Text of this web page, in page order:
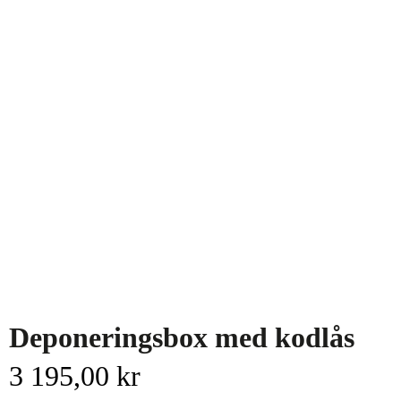
Deponeringsbox med kodlås
3 195,00 kr